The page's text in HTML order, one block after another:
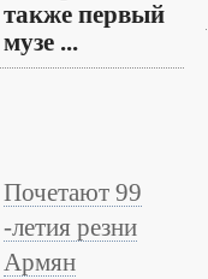
также первый
музе ...
Почетают 99
-летия резни
Армян